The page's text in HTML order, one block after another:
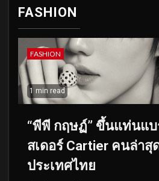
FASHION
FASHION
1 min read
“พีพี กฤษฏ์” ขึ้นแท่นแ
สเดอร์ Cartier คนล่าสุ
ประเทศไทย